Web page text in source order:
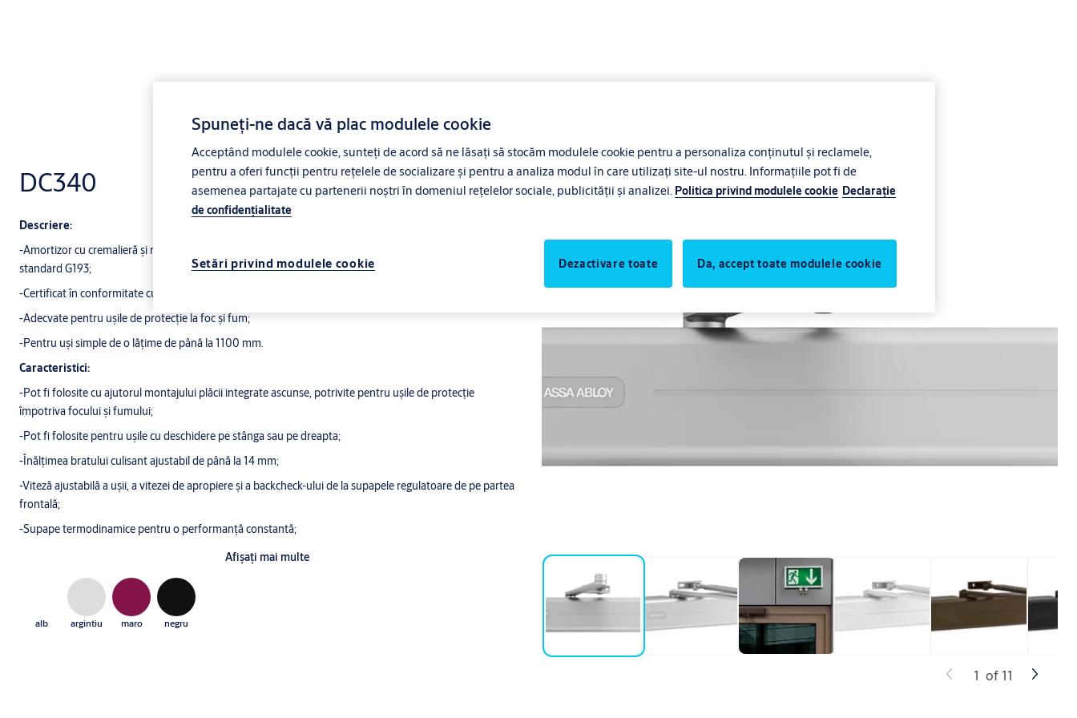
DC340
Descriere:
-Amortizor cu cremalieră şi roată dinţată cu brat culisant ajustabil pe înălţime G195 sau brat culisant
standard G193;
-Certificat în conformitate cu EN1154, forta EN1-4;
-Adecvate pentru uşile de protecţie la foc şi fum;
-Pentru uşi simple de o lăţime de până la 1100 mm.
Caracteristici:
-Pot fi folosite cu ajutorul montajului plăcii integrate ascunse, potrivite pentru uşile de protecţie
împotriva focului şi fumului;
-Pot fi folosite pentru uşile cu deschidere pe stânga sau pe dreapta;
-Înălţimea bratului culisant ajustabil de până la 14 mm;
-Viteză ajustabilă a uşii, a vitezei de apropiere şi a backcheck-ului de la supapele regulatoare de pe partea
frontală;
-Supape termodinamice pentru o performanţă constantă;
-Unghi de deschidere de până la 180°;
-Gamă largă de aplicaţii;
-Culori standard: argintiu, alb similar cu RAL9016, maro similar cu RAL8014, negru similar cu RAL9005;
Afişaţi mai multe
alb argintiu maro negru
1 of 11
Spuneți-ne dacă vă plac modulele cookie
Acceptând modulele cookie, sunteți de acord să ne lăsați să stocăm modulele cookie pentru a personaliza conținutul și reclamele,
pentru a oferi funcții pentru rețelele de socializare și pentru a analiza modul în care utilizați site-ul nostru. Informațiile pot fi de
asemenea partajate cu partenerii noștri în domeniul rețelelor sociale, publicității și analizei. Politica privind modulele cookie Declaraţie
de confidenţialitate
Setări privind modulele cookie Dezactivare toate Da, accept toate modulele cookie